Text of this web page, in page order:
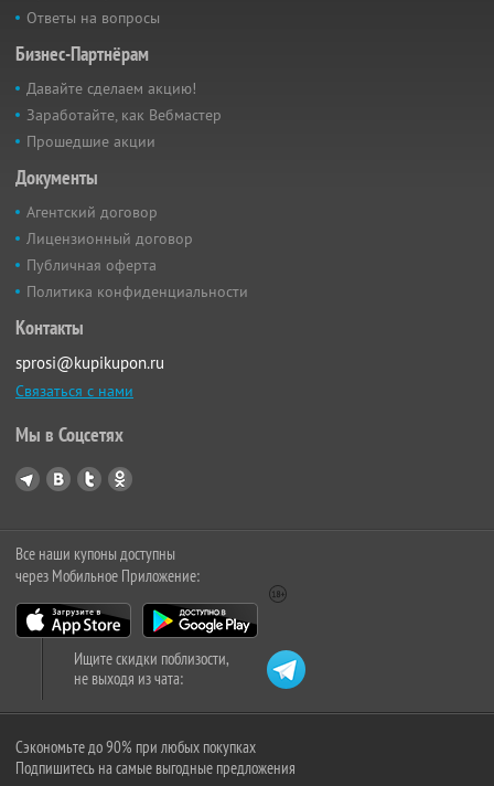
Ответы на вопросы
Бизнес-Партнёрам
Давайте сделаем акцию!
Заработайте, как Вебмастер
Прошедшие акции
Документы
Агентский договор
Лицензионный договор
Публичная оферта
Политика конфиденциальности
Контакты
sprosi@kupikupon.ru
Связаться с нами
Мы в Соцсетях
Все наши купоны доступны
через Мобильное Приложение:
Ищите скидки поблизости,
не выходя из чата:
Сэкономьте до 90% при любых покупках
Подпишитесь на самые выгодные предложения